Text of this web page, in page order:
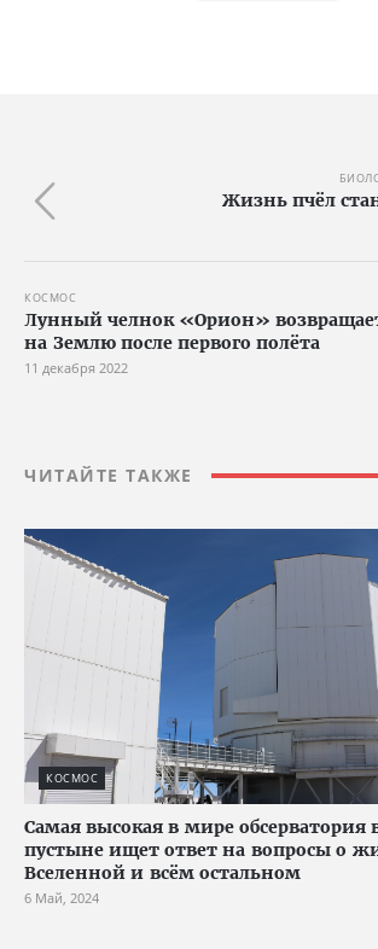
Жизнь пчёл
КОСМОС
Лунный челнок «Орион»
на Землю после первого полёта
11 декабря 2022
ЧИТАЙТЕ ТАКЖЕ
КОСМОС
Самая высокая в мире обсерватория
пустыне ищет ответ на вопросы о
Вселенной и всём остальном
6 Май, 2024